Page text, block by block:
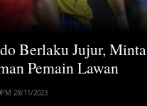
Berlaku Jujur, Minta
Pemain Lawan
28/11/2023